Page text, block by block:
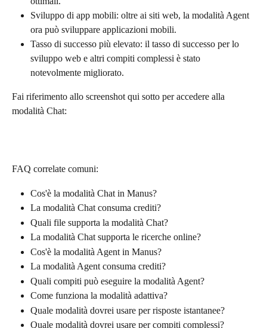
Sviluppo di app mobili: oltre ai siti web, la modalità Agent
ora può sviluppare applicazioni mobili.
Tasso di successo più elevato: il tasso di successo per lo
sviluppo web e altri compiti complessi è stato
notevolmente migliorato.
Fai riferimento allo screenshot qui sotto per accedere alla
modalità Chat:
FAQ correlate comuni:
Cos'è la modalità Chat in Manus?
La modalità Chat consuma crediti?
Quali file supporta la modalità Chat?
La modalità Chat supporta le ricerche online?
Cos'è la modalità Agent in Manus?
La modalità Agent consuma crediti?
Quali compiti può eseguire la modalità Agent?
Come funziona la modalità adattiva?
Quale modalità dovrei usare per risposte istantanee?
Quale modalità dovrei usare per compiti complessi?